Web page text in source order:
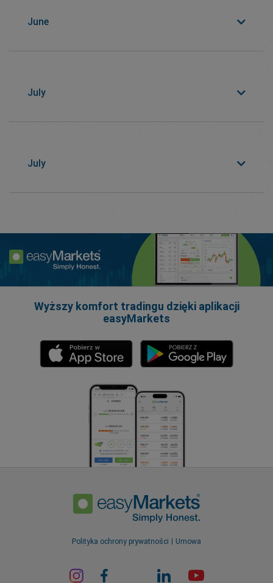
June
July
July
Wyższy komfort tradingu dzięki aplikacji
easyMarkets
Polityka ochrony prywatności Umowa